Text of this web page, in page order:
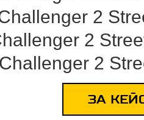
2
2
2
ЗА